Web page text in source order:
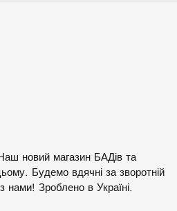
новий магазин БАДів та
Будемо вдячні за зворотній
нами! Зроблено в Україні.